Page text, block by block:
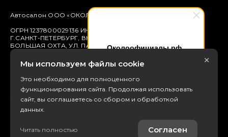
Околоофициалы.рф
Здравствуйте! Готовы помочь
Вам. Напишите , если у вас
появятся вопросы.
Автосалон ООО «ОКОЛО ОФИЦИАЛЫ»
ОГРН 1237800029136 ИНН 7811785874 КПП 780601001 195248
Г.САНКТ-ПЕТЕРБУРГ, ВН.ТЕР.Г. МУНИЦИПАЛЬНЫЙ ОКРУГ,
БОЛЬШАЯ ОХТА, УЛ. ПАРТИЗАНСКАЯ, ДОМ 25, ЛИТЕРА А,
ОФИС 28, ПОМЕЩЕНИЕ 12Н
Банк: Северо-Западный БАНК ПАО СБЕРБАНК БИК
044030653
Расчетный счет: 40702810355000024050 Корр. счет
30101810500000000653
Тел: +79816811725
Мы используем файлы cookie
Это необходимо для полноценного
функционирования сайта. Продолжая использовать
сайт, вы соглашаетесь со сбором и обработкой
данных.
Читать полностью Согласен
×